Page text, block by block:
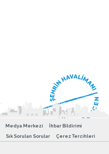
Medya Merkezi
İhbar Bildirimi
Sık Sorulan Sorular Çerez Tercihleri